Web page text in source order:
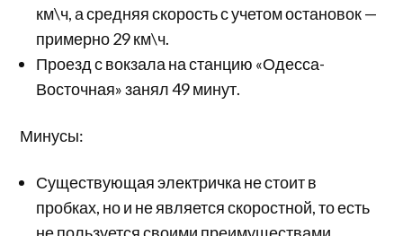
км\ч, а средняя скорость с учетом остановок —
примерно 29 км\ч.
Проезд с вокзала на станцию «Одесса-
Восточная» занял 49 минут.
Минусы:
Существующая электричка не стоит в
пробках, но и не является скоростной, то есть